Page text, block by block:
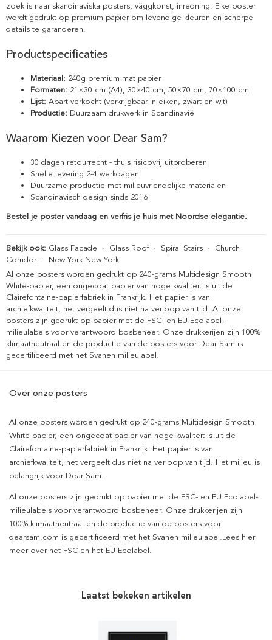
zoek is naar skandinaviska posters, väggkonst, inredning. Elke poster
wordt gedrukt op premium papier om levendige kleuren en scherpe
details te garanderen.
Productspecificaties
Materiaal: 240g premium mat papier
Formaten: 21×30 cm (A4), 30×40 cm, 50×70 cm, 70×100 cm
Lijst: Apart verkocht (verkrijgbaar in eiken, zwart en wit)
Productie: Duurzaam drukwerk in Scandinavië
Waarom Kiezen voor Dear Sam?
30 dagen retourrecht - thuis risicovrij uitproberen
Snelle levering 2-4 werkdagen
Duurzame productie met milieuvriendelijke materialen
Scandinavisch design sinds 2016
Bestel je poster vandaag en verfris je huis met Noordse elegantie.
Bekijk ook: Glass Facade · Glass Roof· Spiral Stairs · Church
Corridor· New York New York
Al onze posters worden gedrukt op 240-grams Multidesign Smooth
White-papier, een ongecoat papier van hoge kwaliteit is uit de
Clairefontaine-papierfabriek in Frankrijk. Het papier is van
archiefkwaliteit, het vergeelt dus niet na verloop van tijd. Al onze
posters zijn gedrukt op papier met de FSC- en EU Ecolabel-
milieulabels voor verantwoord bosbeheer. Onze drukkerijen zijn 100%
klimaatneutraal en de productie van de posters voor Dear Sam is
gecertificeerd met het Svanen milieulabel.
Over onze posters
Al onze posters worden gedrukt op 240-grams Multidesign Smooth
White-papier, een ongecoat papier van hoge kwaliteit is uit de
Clairefontaine-papierfabriek in Frankrijk. Het papier is van
archiefkwaliteit, het vergeelt dus niet na verloop van tijd. Het milieu is
belangrijk voor Dear Sam.
Al onze posters zijn gedrukt op papier met de FSC- en EU Ecolabel-
milieulabels voor verantwoord bosbeheer. Onze drukkerijen zijn
100% klimaatneutraal en de productie van de posters voor
dearsam.com is gecertificeerd met het Svanen milieulabel.Lees hier
meer over het FSC en het EU Ecolabel.
Laatst bekeken artikelen